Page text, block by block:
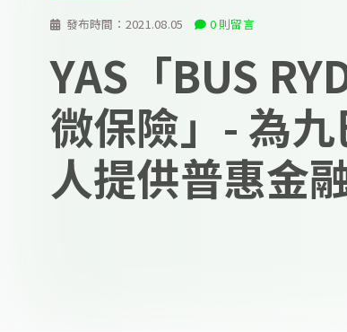
發布時間： 2021.08.05 0 則留言
YAS「BUS
微保險」- 為
人提供普惠金